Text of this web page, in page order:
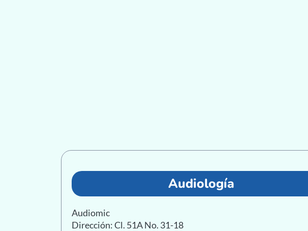
Audiología
Audiomic
Dirección: Cl. 51A No. 31-18